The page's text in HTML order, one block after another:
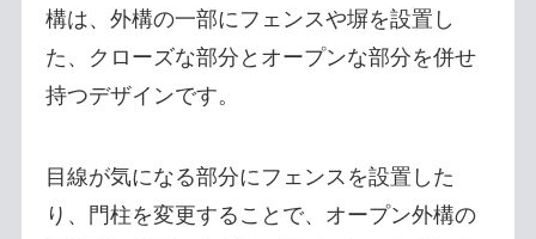
構は、外構の一部にフェンスや塀を設置し
た、クローズな部分とオープンな部分を併せ
持つデザインです。
目線が気になる部分にフェンスを設置した
り、門柱を変更することで、オープン外構の